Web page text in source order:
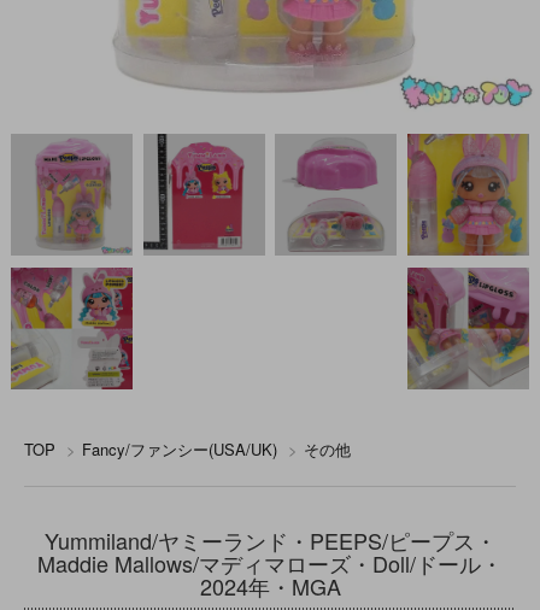
TOP > Fancy/ファンシー(USA/UK) > その他
Yummiland/ヤミーランド・PEEPS/ピープス・
Maddie Mallows/マディマローズ・Doll/ドール・
2024年・MGA